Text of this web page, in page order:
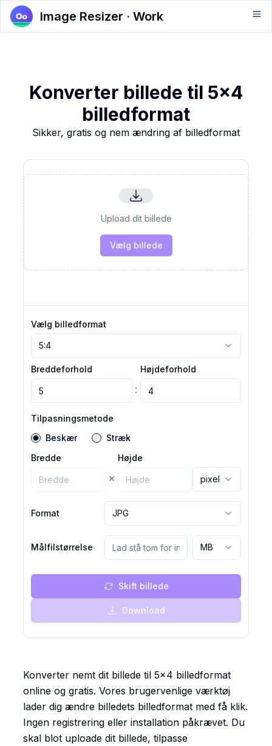
Image Resizer · Work
Konverter billede til 5x4
billedformat
Sikker, gratis og nem ændring af billedformat
Upload dit billede
Vælg billede
Vælg billedformat
5:4
Breddeforhold
:
Højdeforhold
Tilpasningsmetode
Beskær
Stræk
Bredde
×
Højde
pixel
Format JPG
Målfilstørrelse MB
Skift billede
Download
Konverter nemt dit billede til 5x4 billedformat
online og gratis. Vores brugervenlige værktøj
lader dig ændre billedets billedformat med få klik.
Ingen registrering eller installation påkrævet. Du
skal blot uploade dit billede, tilpasse